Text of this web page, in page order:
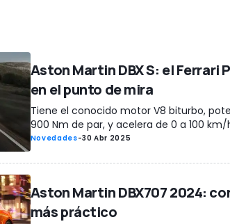
Aston Martin DBX S: el Ferrari
en el punto de mira
Tiene el conocido motor V8 biturbo,
900 Nm de par, y acelera de 0 a 100 km/
Novedades-30 Abr 2025
Aston Martin DBX707 2024:
más práctico